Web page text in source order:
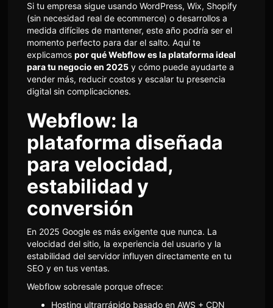
Si tu empresa sigue usando WordPress, Wix, Shopify
(sin necesidad real de ecommerce) o desarrollos a
medida difíciles de mantener, este año podría ser el
momento perfecto para dar el salto. Aquí te
explicamos por qué Webflow es la plataforma ideal
para tu negocio en 2025y cómo puede ayudarte a
vender más, reducir costos y escalar tu presencia
digital sin complicaciones.
Webflow: la
plataforma diseñada
para velocidad,
estabilidad y
conversión
En 2025 Google es más exigente que nunca. La
velocidad del sitio, la experiencia del usuario y la
estabilidad del servidor influyen directamente en tu
SEO y en tus ventas.
Webflow sobresale porque ofrece:
Hosting ultrarrápido basado en AWS + CDN